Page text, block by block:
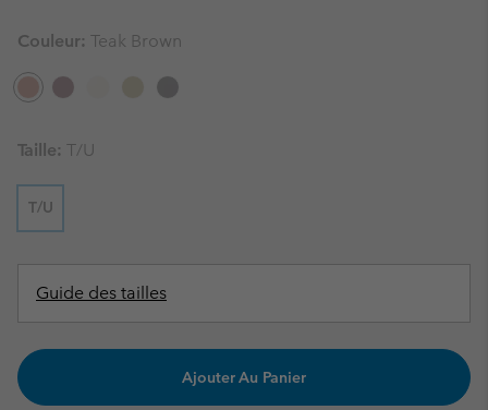
Couleur: Teak Brown
Taille: T/U
T/U
Guide des tailles
Ajouter Au Panier